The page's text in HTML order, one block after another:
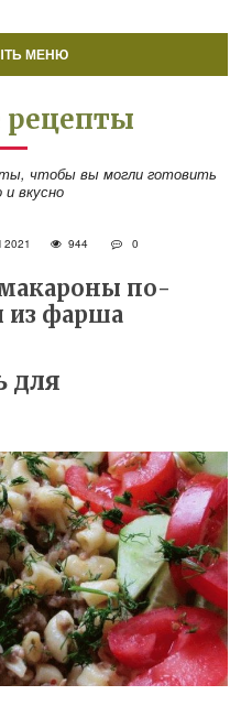
МЕНЮ
рецепты
чтобы вы могли готовить
вкусно
2021 944 0
по-
из фарша
для